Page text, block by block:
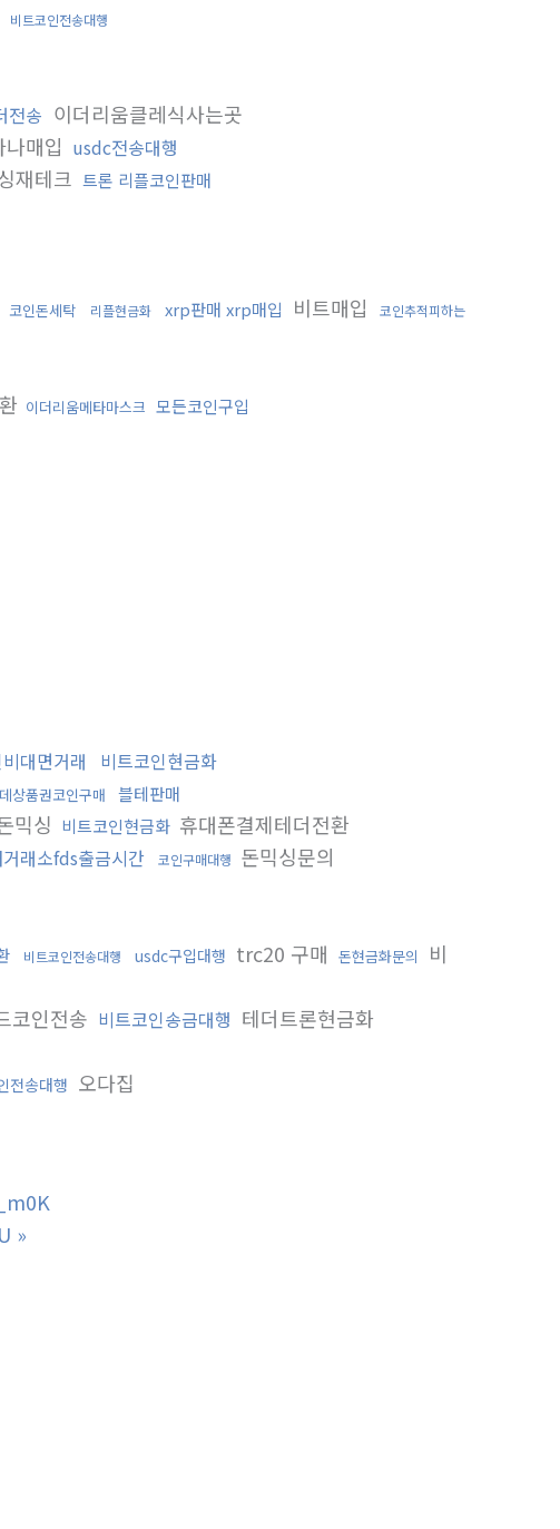
비트코인전송대행
전송 이더리움클레식사는곳
나매입 usdc전송대행
재테크 트론 리플코인판매
코인돈세탁 리플현금화 xrp판매 xrp매입 비트매입
코인추적피하는
이더리움메타마스크 모든코인구입
대면거래 비트코인현금화
상품권코인구매
블테판매
믹싱 비트코인현금화 휴대폰결제테더전환
래소fds출금시간 코인구매대행 돈믹싱문의
비트코인전송대행 usdc구입대행 trc20 구매 돈현금화문의
비
코인전송 비트코인송금대행 테더트론현금화
전송대행 오다집
»